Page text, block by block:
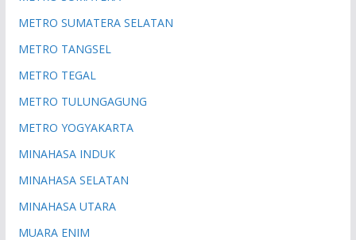
METRO SUMATERA SELATAN
METRO TANGSEL
METRO TEGAL
METRO TULUNGAGUNG
METRO YOGYAKARTA
MINAHASA INDUK
MINAHASA SELATAN
MINAHASA UTARA
MUARA ENIM